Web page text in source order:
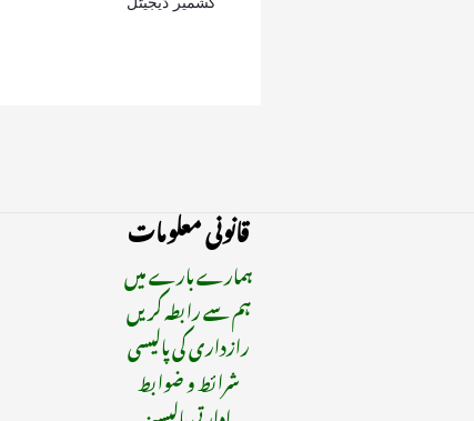
قانونی معلومات
ہمارے بارے میں
ہم سے رابطہ کریں
رازداری کی پالیسی
شرائط و ضوابط